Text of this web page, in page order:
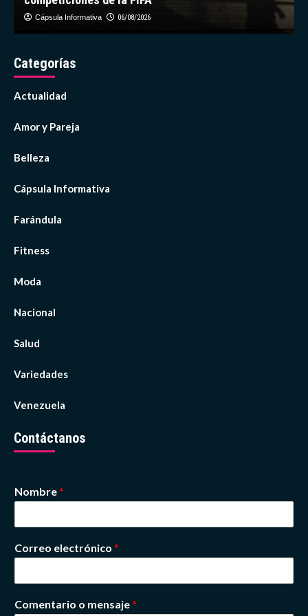
Cápsula Informativa 06/08/2026
Categorías
Actualidad
Amor y Pareja
Belleza
Cápsula Informativa
Farándula
Fitness
Moda
Nacional
Salud
Variedades
Venezuela
Contáctanos
Nombre*
Correo electrónico *
Comentario o mensaje*